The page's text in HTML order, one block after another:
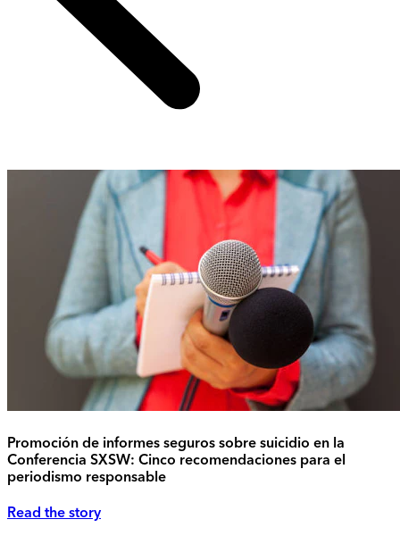
Promoción de informes seguros sobre suicidio en la
Conferencia SXSW: Cinco recomendaciones para el
periodismo responsable
Read the story